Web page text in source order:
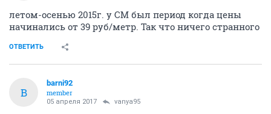
летом-осенью 2015г. у СМ был период когда цены
начинались от 39 руб/метр. Так что ничего странного
ОТВЕТИТЬ
B
barni92
member
05 апреля 2017 vanya95